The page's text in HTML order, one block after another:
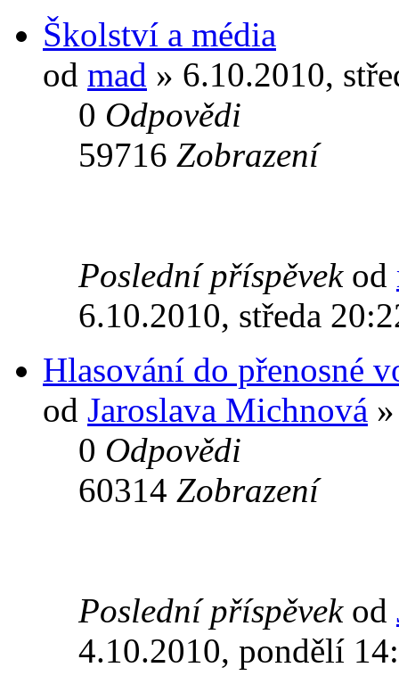
Školství a média
od mad » 6.10.2010,
0 Odpovědi
59716 Zobrazení
Poslední příspěvek od
6.10.2010, středa
Hlasování do přenosné
od Jaroslava Michnová
0 Odpovědi
60314 Zobrazení
Poslední příspěvek od
4.10.2010, pondělí